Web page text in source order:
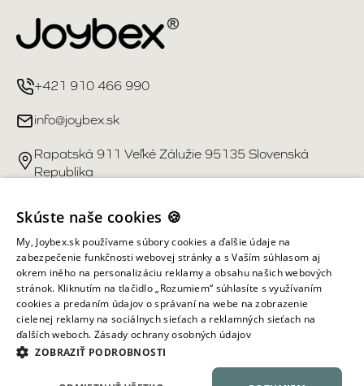
+421 910 466 990
info@joybex.sk
Rapatská 911 Veľké Zálužie 95135 Slovenská
Republika
Užitočné odkazy
Účet
Informácie obchodu
Všetky práva vyhradené ©
Skúste naše cookies 🍪
My, Joybex.sk používame súbory cookies a ďalšie údaje na
zabezpečenie funkčnosti webovej stránky a s Vaším súhlasom aj
okrem iného na personalizáciu reklamy a obsahu našich webových
stránok. Kliknutím na tlačidlo „Rozumiem“ súhlasíte s využívaním
cookies a predaním údajov o správaní na webe na zobrazenie
cielenej reklamy na sociálnych sieťach a reklamných sieťach na
ďalších weboch. Zásady ochrany osobných údajov
ZOBRAZIŤ PODROBNOSTI